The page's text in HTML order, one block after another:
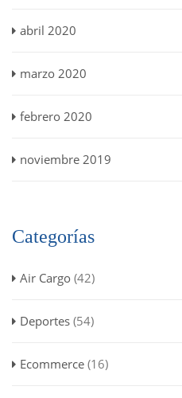
abril 2020
marzo 2020
febrero 2020
noviembre 2019
Categorías
Air Cargo (42)
Deportes (54)
Ecommerce (16)